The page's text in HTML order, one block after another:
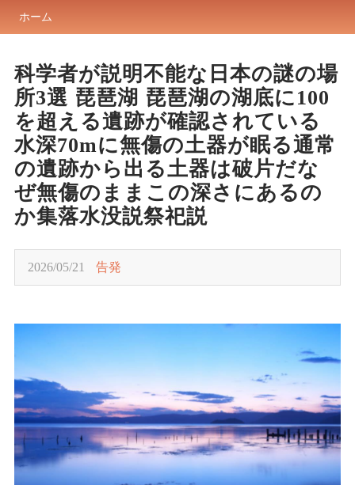
ホーム
科学者が説明不能な日本の謎の場
所3選 琵琶湖 琵琶湖の湖底に100
を超える遺跡が確認されている
水深70mに無傷の土器が眠る通常
の遺跡から出る土器は破片だな
ぜ無傷のままこの深さにあるの
か集落水没説祭祀説
2026/05/21 告発